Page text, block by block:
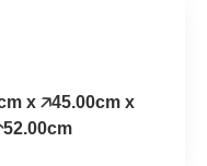
x 🡥45.00cm x